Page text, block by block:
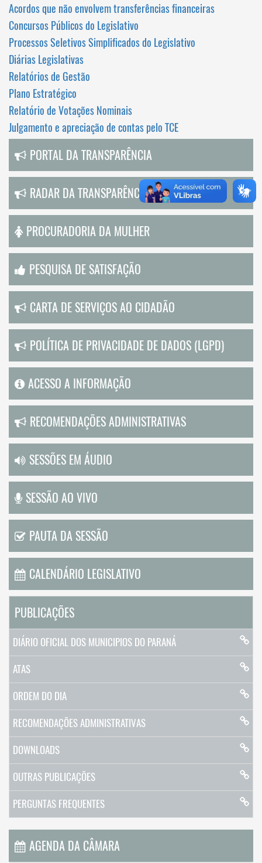
Acordos que não envolvem transferências financeiras
Concursos Públicos do Legislativo
Processos Seletivos Simplificados do Legislativo
Diárias Legislativas
Relatórios de Gestão
Plano Estratégico
Relatório de Votações Nominais
Julgamento e apreciação de contas pelo TCE
PORTAL DA TRANSPARÊNCIA
RADAR DA TRANSPARÊNCIA
PROCURADORIA DA MULHER
PESQUISA DE SATISFAÇÃO
CARTA DE SERVIÇOS AO CIDADÃO
POLÍTICA DE PRIVACIDADE DE DADOS (LGPD)
ACESSO A INFORMAÇÃO
RECOMENDAÇÕES ADMINISTRATIVAS
SESSÕES EM ÁUDIO
SESSÃO AO VIVO
PAUTA DA SESSÃO
CALENDÁRIO LEGISLATIVO
PUBLICAÇÕES
DIÁRIO OFICIAL DOS MUNICIPIOS DO PARANÁ
ATAS
ORDEM DO DIA
RECOMENDAÇÕES ADMINISTRATIVAS
DOWNLOADS
OUTRAS PUBLICAÇÕES
PERGUNTAS FREQUENTES
AGENDA DA CÂMARA